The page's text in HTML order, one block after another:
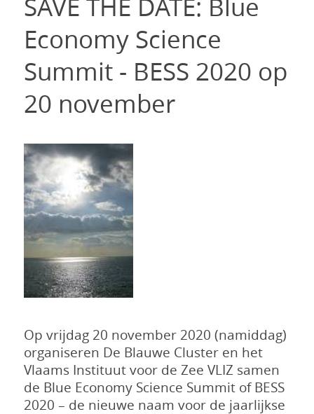
SAVE THE DATE: Blue
Economy Science
Summit - BESS 2020 op
20 november
Op vrijdag 20 november 2020 (namiddag)
organiseren De Blauwe Cluster en het
Vlaams Instituut voor de Zee VLIZ samen
de Blue Economy Science Summit of BESS
2020 – de nieuwe naam voor de jaarlijkse